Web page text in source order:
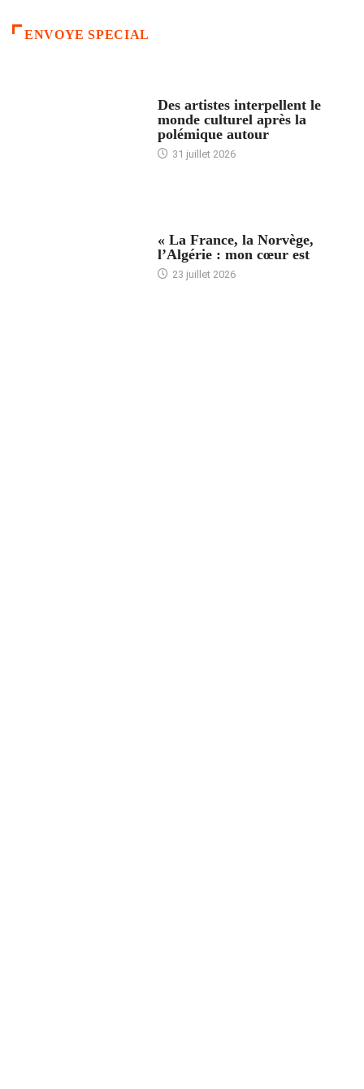
ENVOYE SPECIAL
Des artistes interpellent le
monde culturel après la
polémique autour
31 juillet 2026
« La France, la Norvège,
l’Algérie : mon cœur est
23 juillet 2026